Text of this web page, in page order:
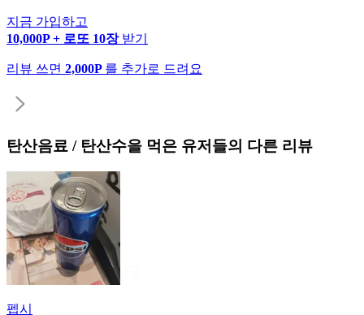
지금 가입하고
10,000P + 로또 10장 받기
리뷰 쓰면 2,000P 를 추가로 드려요
탄산음료 / 탄산수을 먹은 유저들의 다른 리뷰
펩시